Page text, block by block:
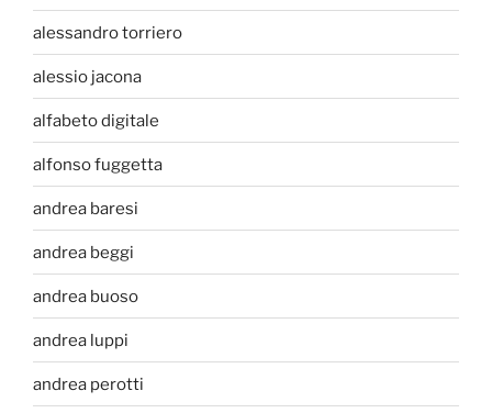
alessandro torriero
alessio jacona
alfabeto digitale
alfonso fuggetta
andrea baresi
andrea beggi
andrea buoso
andrea luppi
andrea perotti